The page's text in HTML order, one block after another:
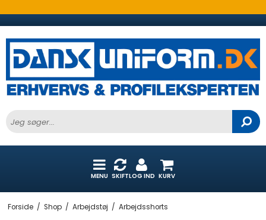
MENU SKIFTLOG IND KURV
Forside / Shop / Arbejdstøj / Arbejdsshorts